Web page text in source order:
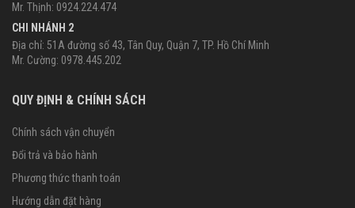
Mr. Thịnh: 0924.224.474
CHI NHÁNH 2
Địa chỉ: 51A đường số 43, Tân Quy, Quận 7, TP. Hồ Chí Minh
Mr. Cường: 0978.445.202
QUY ĐỊNH & CHÍNH SÁCH
Chính sách vận chuyển
Đổi trả và bảo hành
Phương thức thanh toán
Hướng dẫn đặt hàng